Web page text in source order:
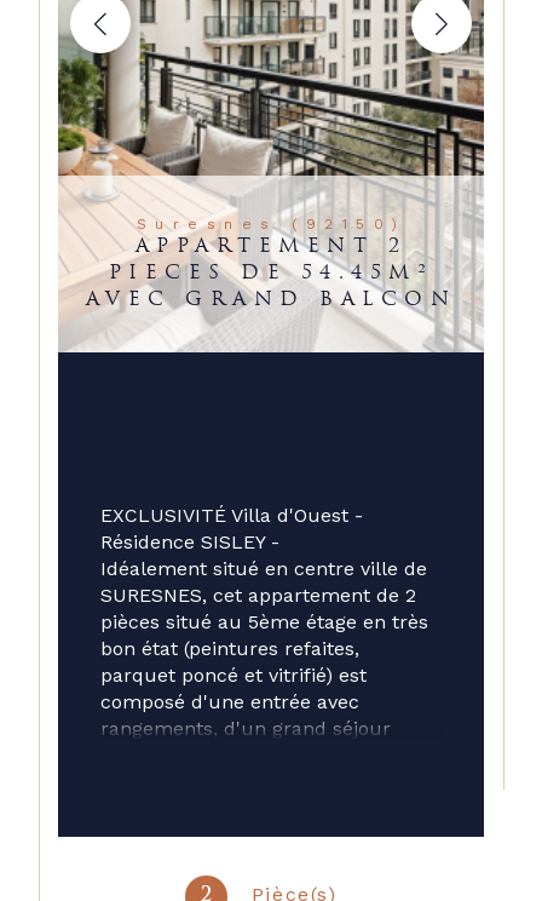
Suresnes (92150)
APPARTEMENT 2
PIECES DE 54.45M²
AVEC GRAND BALCON
2 Pièce(s)
EXCLUSIVITÉ Villa d'Ouest -
Résidence SISLEY -
Idéalement situé en centre ville de
SURESNES, cet appartement de 2
pièces situé au 5ème étage en très
bon état (peintures refaites,
parquet poncé et vitrifié) est
composé d'une entrée avec
rangements, d'un grand séjour
balcon.
une cave et une place de parking.